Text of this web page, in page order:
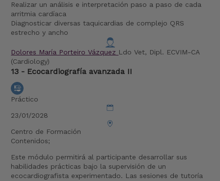
Realizar un análisis e interpretación paso a paso de cada
arritmia cardíaca
Diagnosticar diversas taquicardias de complejo QRS
estrecho y ancho
Dolores María Porteiro Vázquez Ldo Vet, Dipl. ECVIM-CA
(Cardiology)
13 - Ecocardiografía avanzada II
Práctico
23/01/2028
Centro de Formación
Contenidos;
Este módulo permitirá al participante desarrollar sus
habilidades prácticas bajo la supervisión de un
ecocardiografista experimentado. Las sesiones de tutoría